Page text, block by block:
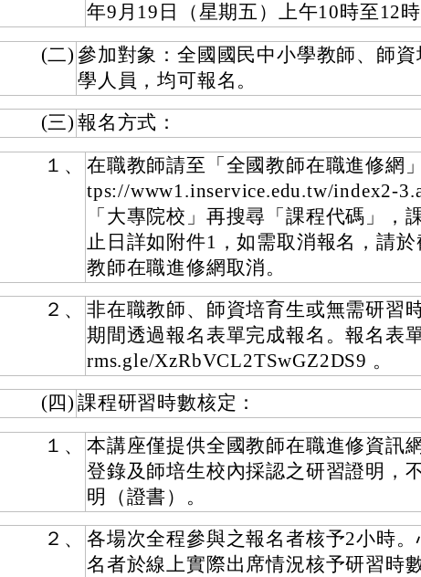
年9月19日（星期五）上午10時至12時
(二) 參加對象：全國國民中小學教師、師
學人員，均可報名。
(三) 報名方式：
１、
在職教師請至「全國教師在職進修網
tps://www1.inservice.edu.tw/index2-
「大專院校」再搜尋「課程代碼」，
止日詳如附件1，如需取消報名，請
教師在職進修網取消。
２、
非在職教師、師資培育生或無需研習
期間透過報名表單完成報名。報名表
rms.gle/XzRbVCL2TSwGZ2DS9 。
(四) 課程研習時數核定：
１、
本講座僅提供全國教師在職進修資訊
登錄及師培生校內採認之研習證明，
明（證書）。
２、
各場次全程參與之報名者核予2小時
名者於線上實際出席情況核予研習時